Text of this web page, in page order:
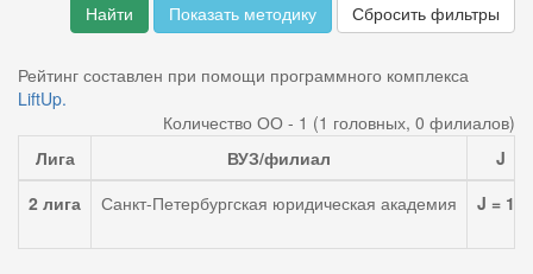
Найти Показать методику Сбросить фильтры
Рейтинг составлен при помощи программного комплекса
LiftUp.
Количество ОО - 1 (1 головных, 0 филиалов)
Лига
ВУЗ/филиал
J
2 лига
Санкт-Петербургская юридическая академия J = 14